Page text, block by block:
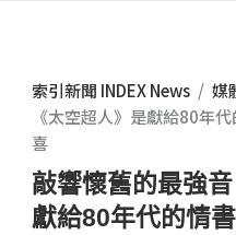
索引新聞 INDEX News / 媒
《太空超人》是獻給80年
喜
敲響懷舊的最強
獻給80年代的情